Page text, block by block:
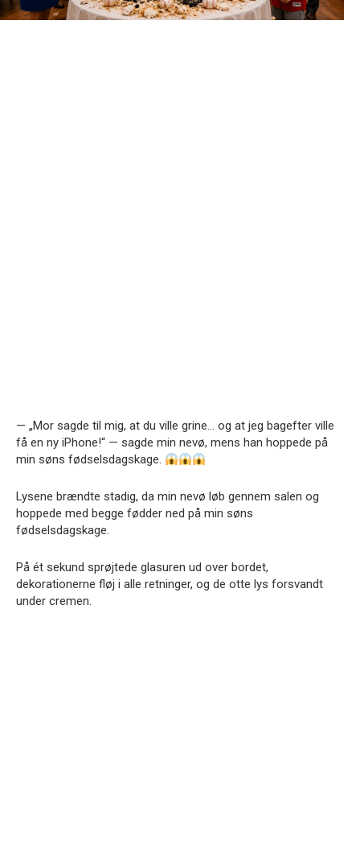
— „Mor sagde til mig, at du ville grine… og at jeg bagefter ville
få en ny iPhone!“ — sagde min nevø, mens han hoppede på
min søns fødselsdagskage.
Lysene brændte stadig, da min nevø løb gennem salen og
hoppede med begge fødder ned på min søns
fødselsdagskage.
På ét sekund sprøjtede glasuren ud over bordet,
dekorationerne fløj i alle retninger, og de otte lys forsvandt
under cremen.